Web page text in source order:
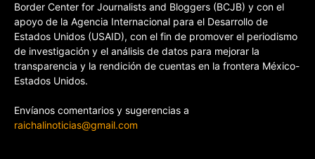
Border Center for Journalists and Bloggers (BCJB) y con el
apoyo de la Agencia Internacional para el Desarrollo de
Estados Unidos (USAID), con el fin de promover el periodismo
de investigación y el análisis de datos para mejorar la
transparencia y la rendición de cuentas en la frontera México-
Estados Unidos.
Envíanos comentarios y sugerencias a
raichalinoticias@gmail.com